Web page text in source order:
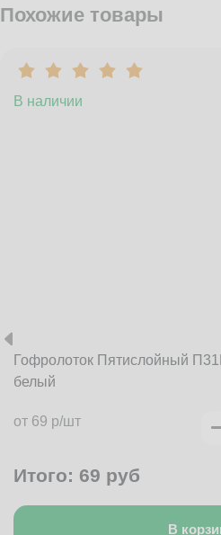
Похожие товары
В наличии
Гофролоток Пятислойный
белый
от 69 р/шт
Итого: 69 руб
В